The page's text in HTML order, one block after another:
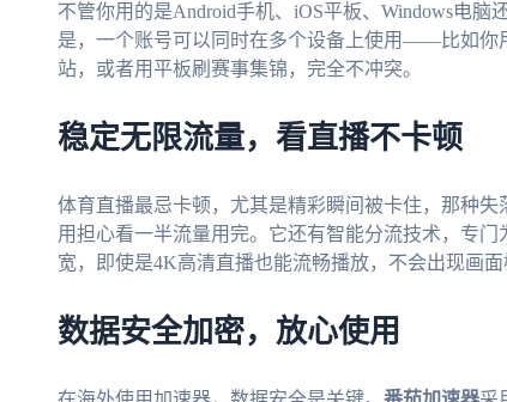
不管你用的是Android手机、iOS平板、Windows电脑
是，一个账号可以同时在多个设备上使用——比如你
站，或者用平板刷赛事集锦，完全不冲突。
稳定无限流量，看直播不卡顿
体育直播最忌卡顿，尤其是精彩瞬间被卡住，那种失
用担心看一半流量用完。它还有智能分流技术，专
宽，即使是4K高清直播也能流畅播放，不会出现画面
数据安全加密，放心使用